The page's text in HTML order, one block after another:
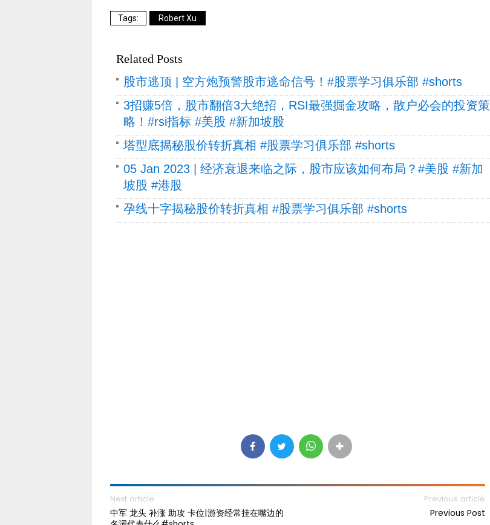
Robert Xu
Related Posts
股市逃顶 | 空方炮预警股市逃命信号！#股票学习俱乐部 #shorts
3招赚5倍，股市翻倍3大绝招，RSI最强掘金攻略，散户必会的投资策
略！#rsi指标 #美股 #新加坡股
塔型底揭秘股价转折真相 #股票学习俱乐部 #shorts
05 Jan 2023 | 经济衰退来临之际，股市应该如何布局？#美股 #新加
坡股 #港股
孕线十字揭秘股价转折真相 #股票学习俱乐部 #shorts
Next article
中军 龙头 补涨 助攻 卡位|游资经常挂在嘴边的
Previous article
Previous Post